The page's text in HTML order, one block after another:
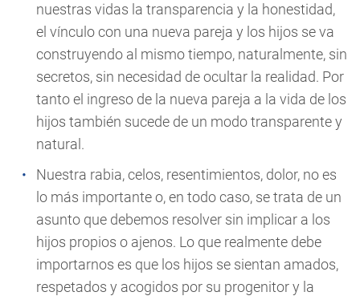
nuestras vidas la transparencia y la honestidad,
el vínculo con una nueva pareja y los hijos se va
construyendo al mismo tiempo, naturalmente, sin
secretos, sin necesidad de ocultar la realidad. Por
tanto el ingreso de la nueva pareja a la vida de los
hijos también sucede de un modo transparente y
natural.
Nuestra rabia, celos, resentimientos, dolor, no es
lo más importante o, en todo caso, se trata de un
asunto que debemos resolver sin implicar a los
hijos propios o ajenos. Lo que realmente debe
importarnos es que los hijos se sientan amados,
respetados y acogidos por su progenitor y la